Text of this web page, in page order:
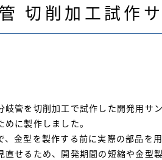
切削加工試作
岐管を切削加工で試作した開発用
に製作しました。
、金型を製作する前に実際の部品を
直せるため、開発期間の短縮や金型